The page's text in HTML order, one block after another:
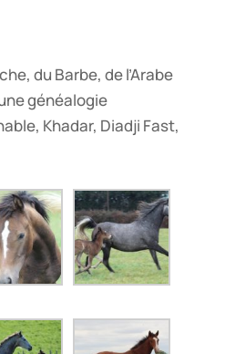
du Barbe, de l’Arabe
généalogie
Khadar, Diadji Fast,